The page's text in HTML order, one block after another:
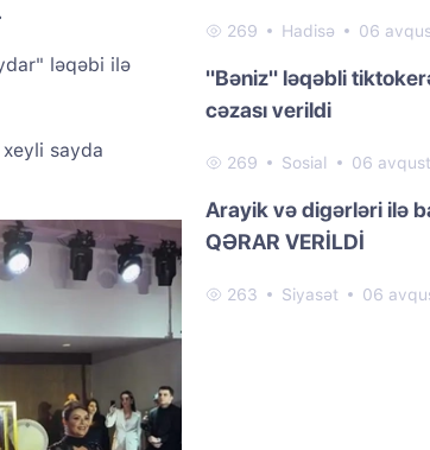
ləqəbi ilə
sayda
269 Hadisə 06
"Bəniz" ləqəbli
cəzası verildi
269 Sosial 06
Arayik və digərləri ilə
QƏRAR VERİLDİ
263 Siyasət 06